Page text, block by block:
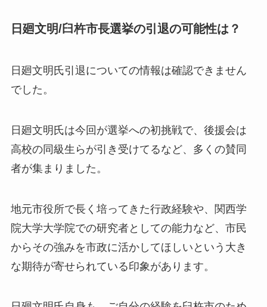
日廻文明/臼杵市長選挙の引退の可能性は？
日廻文明氏引退についての情報は確認できません
でした。
日廻文明氏は今回が選挙への初挑戦で、後援会は
高校の同級生らが引き受けてるなど、多くの賛同
者が集まりました。
地元市役所で長く培ってきた行政経験や、関西学
院大学大学院での研究者としての能力など、市民
からその強みを市政に活かしてほしいという大き
な期待が寄せられている印象があります。